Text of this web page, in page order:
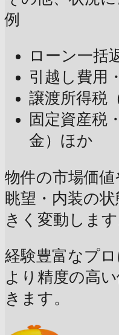
例
ローン一括
引越し費用
譲渡所得税
固定資産税
金）ほか
物件の市場価値
眺望・内装の
きく変動します
経験豊富なプロ
より精度の高
きます。